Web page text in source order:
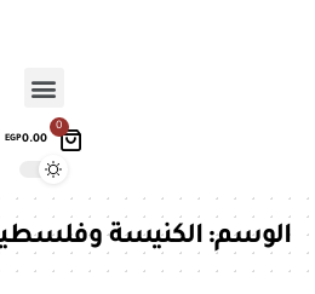
0
EGP0.00
الوسم:الكنيسة